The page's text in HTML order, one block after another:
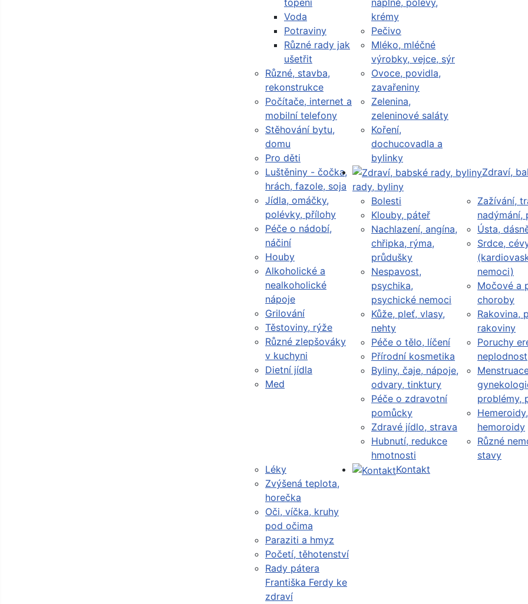
Voda
Potraviny
Různé rady jak
ušetřit
Různé, stavba,
rekonstrukce
Počítače, internet a
mobilní telefony
Stěhování bytu,
domu
Pro děti
krémy
Pečivo
Mléko, mléčné
výrobky, vejce, sýr
Ovoce, povidla,
zavařeniny
Zelenina,
zeleninové saláty
Koření,
dochucovadla a
bylinky
Luštěniny - čočka,
hrách, fazole, soja
Jídla, omáčky,
polévky, přílohy
Péče o nádobí,
náčiní
Houby
Alkoholické a
nealkoholické
nápoje
Grilování
Těstoviny, rýže
Různé zlepšováky
v kuchyni
Dietní jídla
Med
Zdraví,
rady, byliny
Bolesti
Klouby, páteř
Nachlazení, angína,
chřipka, rýma,
průdušky
Nespavost,
psychika,
psychické nemoci
Kůže, pleť, vlasy,
nehty
Péče o tělo, líčení
Přírodní kosmetika
Byliny, čaje, nápoje,
odvary, tinktury
Péče o zdravotní
pomůcky
Zdravé jídlo, strava
Hubnutí, redukce
hmotnosti
Zažívání,
nadýmání,
Ústa,
Srdce,
nemoci)
Močové a
choroby
Rakovina,
rakoviny
Poruchy
neplodnost
problémy,
Hemeroidy,
hemoroidy
Různé
stavy
Léky
Zvýšená teplota,
horečka
Oči, víčka, kruhy
pod očima
Paraziti a hmyz
Početí, těhotenství
Rady pátera
Františka Ferdy ke
zdraví
Kontakt